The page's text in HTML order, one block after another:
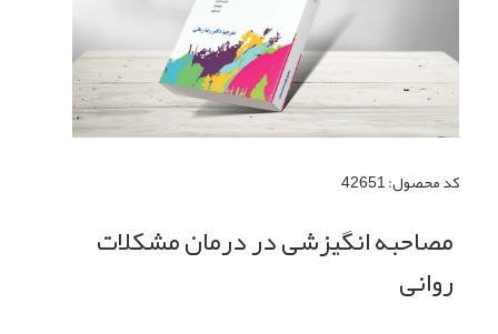
كد محصول:42651
مصاحبه انگیزشی در درمان مشکلات
روانی